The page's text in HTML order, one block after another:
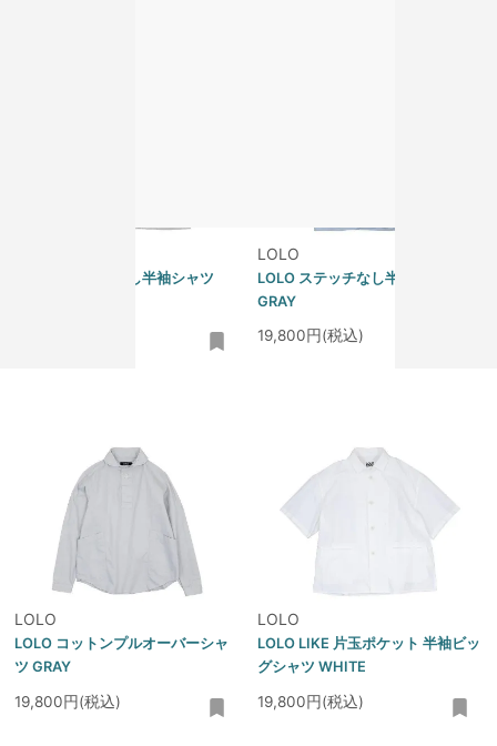
LOLO ステッチなし半袖シャツ
LOLO
LOLO ステッチなし半袖シャツ
GRAY
19,800円(税込)
LOLO
LOLO コットンプルオーバーシャ
ツ GRAY
19,800円(税込)
LOLO
LOLO LIKE 片玉ポケット 半袖ビッ
グシャツ WHITE
19,800円(税込)